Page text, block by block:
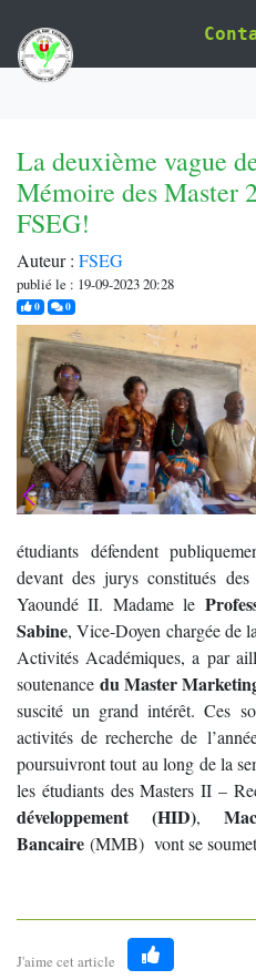
La deuxième vague
Mémoire des Master
FSEG!
Auteur : FSEG
publié le : 19-09-2023 20:28
0j'aime0commentaires
étudiants défendent
devant des jurys constitués
Yaoundé II. Madame le
Sabine, Vice-Doyen chargée de
Activités Académiques, a par
soutenance du Master
suscité un grand intérêt. Ces
activités de recherche de
poursuivront tout au long de la
les étudiants des Masters II –
développement (HID),
Bancaire (MMB) vont se
J'aime cet article
Like